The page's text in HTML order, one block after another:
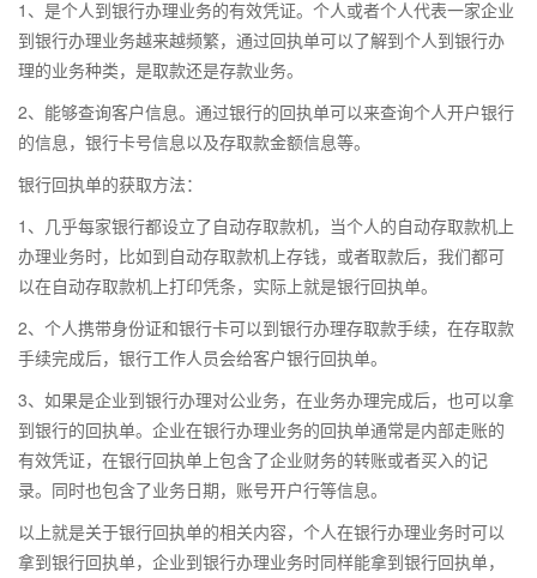
1、是个人到银行办理业务的有效凭证。个人或者个人代表一家企业
到银行办理业务越来越频繁，通过回执单可以了解到个人到银行办
理的业务种类，是取款还是存款业务。
2、能够查询客户信息。通过银行的回执单可以来查询个人开户银行
的信息，银行卡号信息以及存取款金额信息等。
银行回执单的获取方法：
1、几乎每家银行都设立了自动存取款机，当个人的自动存取款机上
办理业务时，比如到自动存取款机上存钱，或者取款后，我们都可
以在自动存取款机上打印凭条，实际上就是银行回执单。
2、个人携带身份证和银行卡可以到银行办理存取款手续，在存取款
手续完成后，银行工作人员会给客户银行回执单。
3、如果是企业到银行办理对公业务，在业务办理完成后，也可以拿
到银行的回执单。企业在银行办理业务的回执单通常是内部走账的
有效凭证，在银行回执单上包含了企业财务的转账或者买入的记
录。同时也包含了业务日期，账号开户行等信息。
以上就是关于银行回执单的相关内容，个人在银行办理业务时可以
拿到银行回执单，企业到银行办理业务时同样能拿到银行回执单，